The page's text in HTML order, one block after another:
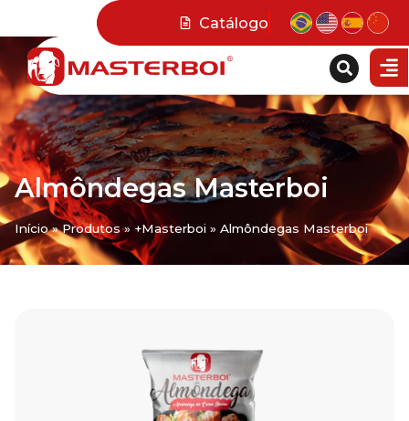
Catálogo
Almôndegas Masterboi
Início»Produtos»+Masterboi » Almôndegas Masterboi